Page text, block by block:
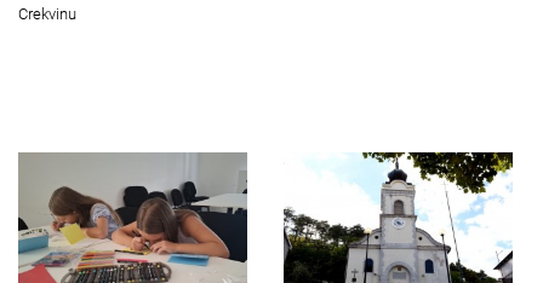
Crekvinu